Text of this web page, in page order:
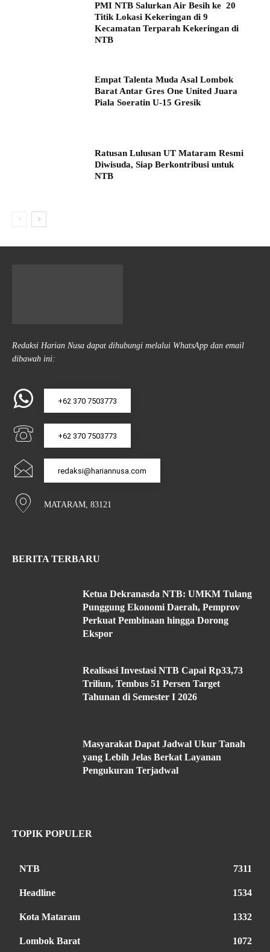
PMI NTB Salurkan Air Besih ke 20
Titik Lokasi Kekeringan di 9
Kecamatan Terparah Kekeringan di
NTB
Empat Talenta Muda Asal Lombok
Barat Antar Gres One United Juara
Piala Soeratin U-15 Gresik
Ratusan Lulusan UT Mataram Resmi
Diwisuda, Siap Berkontribusi untuk
NTB
Redaksi Harian Nusa dapat dihubungi melalui WhatsApp dan email
dibawah ini:
+62 370 7503773
+62 370 7503773
redaksi@hariannusa.com
MATARAM, 83121
BERITA TERBARU
Ketua Dekranasda NTB: UMKM Tulang
Punggung Ekonomi Daerah, Pemprov
Perkuat Pembinaan hingga Dorong
Ekspor
Realisasi Investasi NTB Capai Rp33,73
Triliun, Tembus 51 Persen Target
Tahunan di Semester I 2026
Masyarakat Dapat Jadwal Ukur Tanah
yang Lebih Jelas Berkat Layanan
Pengukuran Terjadwal
TOPIK POPULER
NTB 7311
Headline 1534
Kota Mataram 1332
Lombok Barat 1072